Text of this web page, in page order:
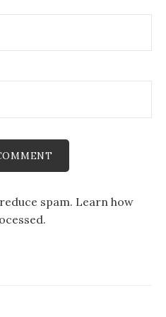
spam. Learn how
.